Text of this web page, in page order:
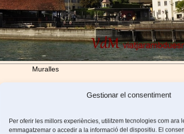
Gestionar el consentiment
Per oferir les millors experiències, utilitzem tecnologies com ara
emmagatzemar o accedir a la informació del dispositiu. El
Muralles
zona durant el segle VI després de la caiguda de